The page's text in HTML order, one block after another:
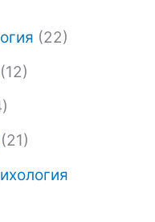
(22)
(12)
(21)